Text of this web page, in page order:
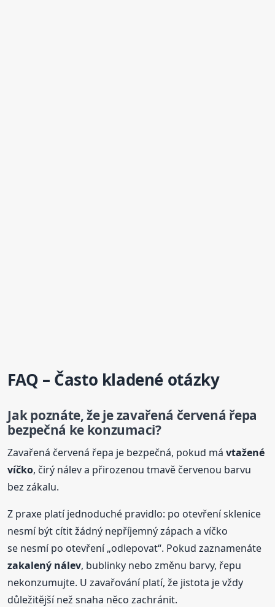
FAQ – Často kladené otázky
Jak poznáte, že je zavařená červená řepa
bezpečná ke konzumaci?
Zavařená červená řepa je bezpečná, pokud mávtažené
víčko, čirý nálev a přirozenou tmavě červenou barvu
bez zákalu.
Z praxe platí jednoduché pravidlo: po otevření sklenice
nesmí být cítit žádný nepříjemný zápach a víčko
se nesmí po otevření „odlepovat“. Pokud zaznamenáte
zakalený nálev, bublinky nebo změnu barvy, řepu
nekonzumujte. U zavařování platí, že jistota je vždy
důležitější než snaha něco zachránit.